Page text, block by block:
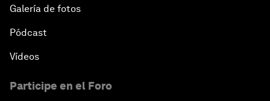
Galería de fotos
Pódcast
Vídeos
Participe en el Foro